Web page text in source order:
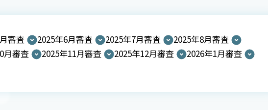
審査 2025年6月審査 2025年7月審査
2025年8月審査
月審査 2025年11月審査 2025年12月審査
2026年1月審査